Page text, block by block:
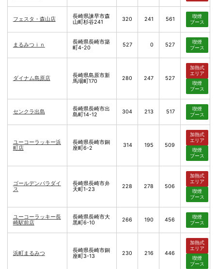
フェスタ・森山店
長崎県諫早市森
山町杉谷241
320 241 561
喫煙
ブース
まるみつｉｎ
長崎県長崎市築
町4-20
527 0 527
喫煙
ブース
ダイナム島原店
長崎県島原市新
馬場町170
280 247 527
加熱式
エリア
喫煙
ブース
センクラ出島
長崎県長崎市出
島町14-12
304 213 517
喫煙
ブース
ユーコーラッキー浜
町店
長崎県長崎市銅
座町6-2
314 195 509
加熱式
エリア
喫煙
ブース
ゴールデンパラダイ
ス
長崎県長崎市弁
天町1-23
228 278 506
加熱式
エリア
喫煙
ブース
ユーコーラッキー長
崎駅前店
長崎県長崎市大
黒町6-10
266 190 456
喫煙
ブース
浜町まるみつ
長崎県長崎市銅
座町3-13
230 216 446
加熱式
エリア
喫煙
ブース